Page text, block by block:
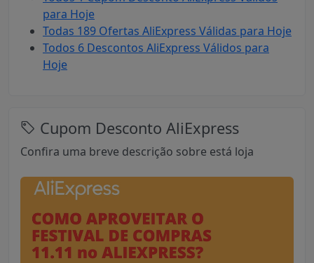
para Hoje
Todas 189 Ofertas AliExpress Válidas para Hoje
Todos 6 Descontos AliExpress Válidos para
Hoje
Cupom Desconto AliExpress
Confira uma breve descrição sobre está loja